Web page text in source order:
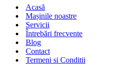
Acasă
Mașinile noastre
Servicii
Întrebări frecvente
Blog
Contact
Termeni si Conditii